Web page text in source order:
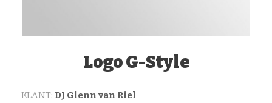
Logo G-Style
KLANT: DJ Glenn van Riel